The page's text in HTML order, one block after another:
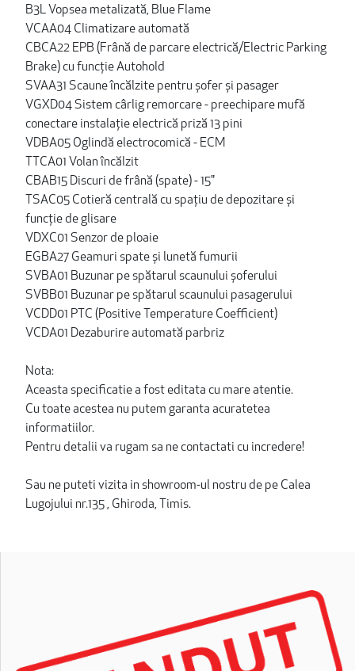
B3L Vopsea metalizată, Blue Flame
VCAA04 Climatizare automată
CBCA22 EPB (Frână de parcare electrică/Electric Parking
Brake) cu funcţie Autohold
SVAA31 Scaune încălzite pentru șofer și pasager
VGXD04 Sistem cârlig remorcare - preechipare mufă
conectare instalație electrică priză 13 pini
VDBA05 Oglindă electrocomică - ECM
TTCA01 Volan încălzit
CBAB15 Discuri de frână (spate) - 15"
TSAC05 Cotieră centrală cu spațiu de depozitare și
funcție de glisare
VDXC01 Senzor de ploaie
EGBA27 Geamuri spate și lunetă fumurii
SVBA01 Buzunar pe spătarul scaunului șoferului
SVBB01 Buzunar pe spătarul scaunului pasagerului
VCDD01 PTC (Positive Temperature Coefficient)
VCDA01 Dezaburire automată parbriz
Nota:
Aceasta specificatie a fost editata cu mare atentie.
Cu toate acestea nu putem garanta acuratetea
informatiilor.
Pentru detalii va rugam sa ne contactati cu incredere!
Sau ne puteti vizita in showroom-ul nostru de pe Calea
Lugojului nr.135 , Ghiroda, Timis.